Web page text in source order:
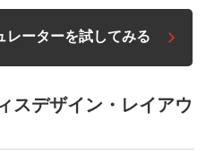
レーターを試してみる
スデザイン・レイアウ